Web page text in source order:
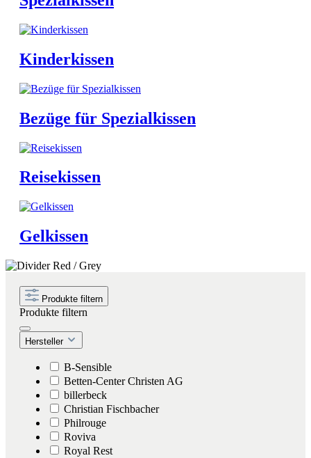
Kinderkissen
Bezüge für Spezialkissen
Reisekissen
Gelkissen
Produkte filtern
Produkte filtern
Hersteller
B-Sensible
Betten-Center Christen AG
billerbeck
Christian Fischbacher
Philrouge
Roviva
Royal Rest